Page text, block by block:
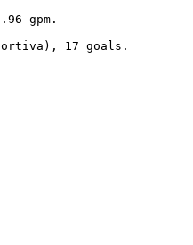
gpm.
17 goals.